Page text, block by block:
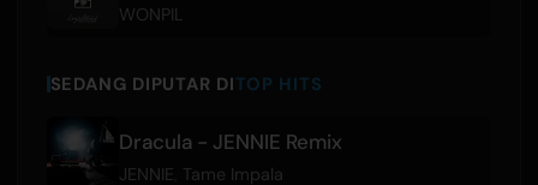
WONPIL
SEDANG DIPUTAR DITOP HITS
Dracula - JENNIE Remix
JENNIE Tame Impala